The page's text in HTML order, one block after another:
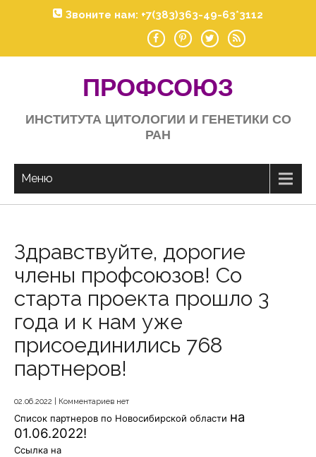
Звоните нам: +7(383)363-49-63*3112
ПРОФСОЮЗ
ИНСТИТУТА ЦИТОЛОГИИ И ГЕНЕТИКИ СО
РАН
Меню
Здравствуйте, дорогие
члены профсоюзов! Со
старта проекта прошло 3
года и к нам уже
присоединились 768
партнеров!
02.06.2022 Комментариев нет
Список партнеров по Новосибирской области на
01.06.2022!
Ссылка на